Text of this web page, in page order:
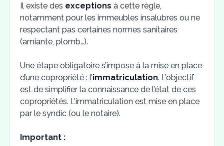
Il existe des exceptions à cette règle,
notamment pour les immeubles insalubres ou ne
respectant pas certaines normes sanitaires
(amiante, plomb…).
Une étape obligatoire s’impose à la mise en place
d’une copropriété : l’immatriculation. L’objectif
est de simplifier la connaissance de l’état de ces
copropriétés. L’immatriculation est mise en place
par le syndic (ou le notaire).
Important :